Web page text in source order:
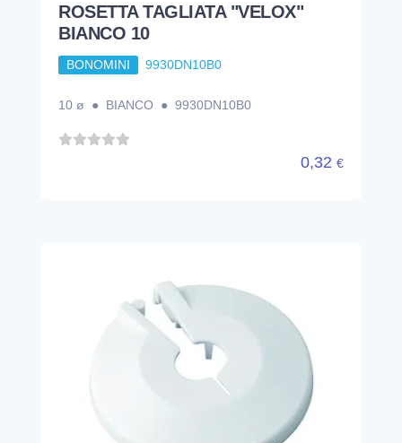
ROSETTA TAGLIATA "VELOX"
BIANCO 10
BONOMINI 9930DN10B0
10 ø ● BIANCO ● 9930DN10B0
0,32 €